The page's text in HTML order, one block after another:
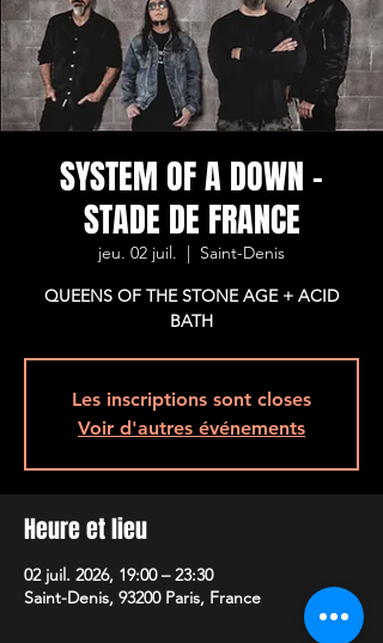
SYSTEM OF A DOWN -
STADE DE FRANCE
jeu. 02 juil.
  |
Saint-Denis
QUEENS OF THE STONE AGE + ACID
Les inscriptions sont closes
Voir d'autres événements
Heure et lieu
02 juil. 2026, 19:00 – 23:30
Saint-Denis, 93200 Paris, France